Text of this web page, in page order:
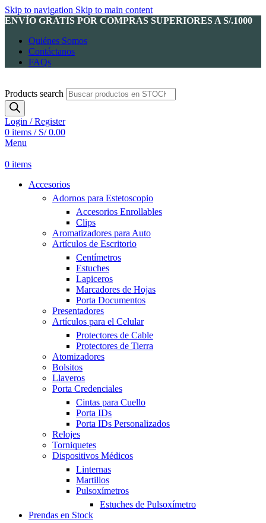
Skip to navigation Skip to main content
ENVÍO GRATIS POR COMPRAS SUPERIORES A S/.1000
Quiénes Somos
Contáctanos
FAQs
Products search
Login / Register
0 items / S/0.00
Menu
0 items
Accesorios
Adornos para Estetoscopio
Accesorios Enrollables
Clips
Aromatizadores para Auto
Artículos de Escritorio
Centímetros
Estuches
Lapiceros
Marcadores de Hojas
Porta Documentos
Presentadores
Artículos para el Celular
Protectores de Cable
Protectores de Tierra
Atomizadores
Bolsitos
Llaveros
Porta Credenciales
Cintas para Cuello
Porta IDs
Porta IDs Personalizados
Relojes
Torniquetes
Dispositivos Médicos
Linternas
Martillos
Pulsoxímetros
Estuches de Pulsoxímetro
Prendas en Stock